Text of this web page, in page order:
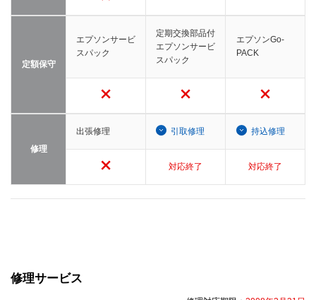
定額保守
エプソンサービ
スパック
定期交換部品付
エプソンサービ
スパック
エプソンGo-
PACK
修理
出張修理 引取修理 持込修理
対応終了 対応終了
修理サービス